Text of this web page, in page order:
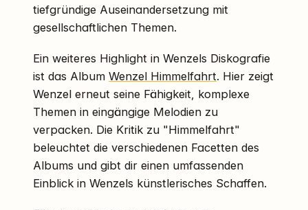
tiefgründige Auseinandersetzung mit
gesellschaftlichen Themen.
Ein weiteres Highlight in Wenzels Diskografie
ist das Album Wenzel Himmelfahrt. Hier zeigt
Wenzel erneut seine Fähigkeit, komplexe
Themen in eingängige Melodien zu
verpacken. Die Kritik zu "Himmelfahrt"
beleuchtet die verschiedenen Facetten des
Albums und gibt dir einen umfassenden
Einblick in Wenzels künstlerisches Schaffen.